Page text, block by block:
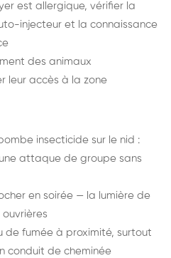
est allergique, vérifier la
injecteur et la connaissance
des animaux
leur accès à la zone
insecticide sur le nid :
attaque de groupe sans
en soirée — la lumière de
de fumée à proximité, surtout
conduit de cheminée